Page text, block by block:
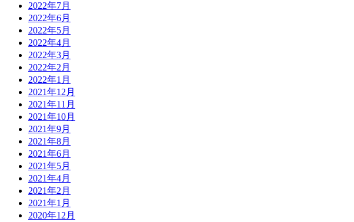
2022年7月
2022年6月
2022年5月
2022年4月
2022年3月
2022年2月
2022年1月
2021年12月
2021年11月
2021年10月
2021年9月
2021年8月
2021年6月
2021年5月
2021年4月
2021年2月
2021年1月
2020年12月